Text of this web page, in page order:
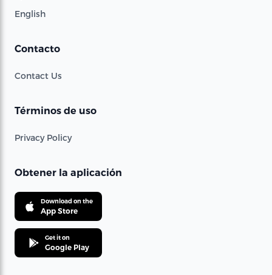
English
Contacto
Contact Us
Términos de uso
Privacy Policy
Obtener la aplicación
Download on the
App Store
Get it on
Google Play